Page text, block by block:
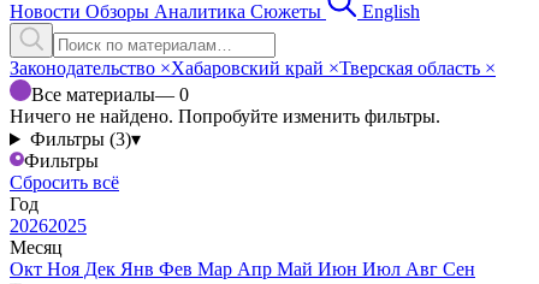
Новости Обзоры Аналитика Сюжеты English
Законодательство ×Хабаровский край ×Тверская область ×
Все материалы— 0
Ничего не найдено. Попробуйте изменить фильтры.
Фильтры (3)▾
Фильтры
Сбросить всё
Год
20262025
Месяц
Окт Ноя Дек Янв Фев Мар Апр Май Июн Июл Авг Сен